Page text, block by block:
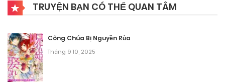
Tháng 9 27, 2025
Chương 71.1
Tháng 9 27, 2025
Chương 70
TRUYỆN BẠN CÓ THỂ QUAN TÂM
Công Chúa Bị Nguyền Rủa
Tháng 9 10, 2025